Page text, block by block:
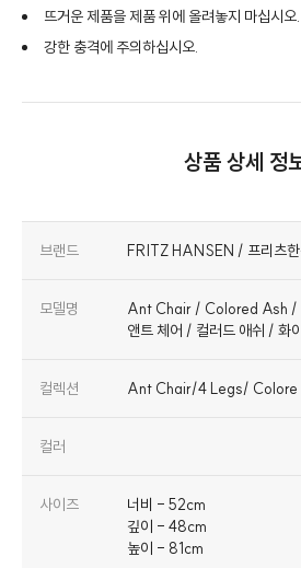
뜨거운 제품을 제품 위에 올려놓지 마십시오.
강한 충격에 주의하십시오.
상품 상세 정
브랜드 FRITZ HANSEN / 프리츠
모델명
Ant Chair / Colored Ash
앤트 체어 / 컬러드 애쉬 / 화
컬렉션 Ant Chair/4 Legs/ Colore
컬러
사이즈
너비 - 52cm
깊이 - 48cm
높이 - 81cm